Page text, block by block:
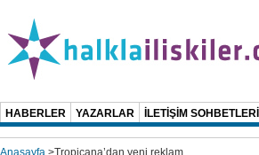
HABERLER YAZARLAR İLETİŞİM SOHBETLERİ
Anasayfa >Tropicana’dan yeni reklam